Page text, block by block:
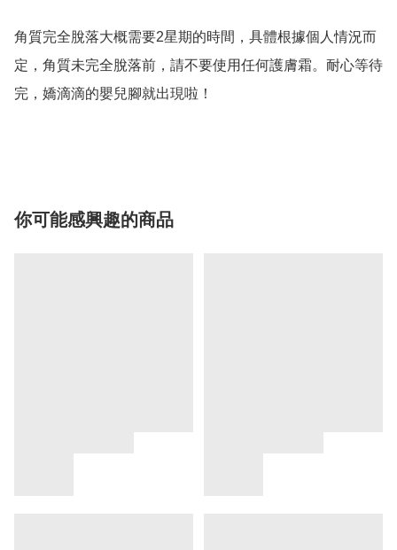
角質完全脫落大概需要2星期的時間，具體根據個人情況而
定，角質未完全脫落前，請不要使用任何護膚霜。耐心等待
完，嬌滴滴的嬰兒腳就出現啦！
你可能感興趣的商品